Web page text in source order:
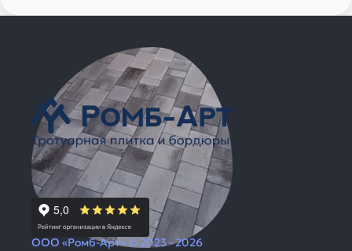
ООО «Ромб-Арт» © 2023 - 2026